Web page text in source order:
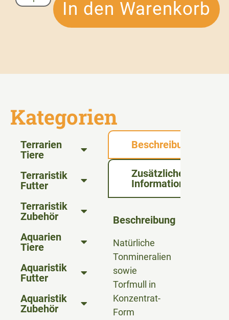
In den Warenkorb
Kategorien
Terrarien
Tiere
Terraristik
Futter
Terraristik
Zubehör
Aquarien
Tiere
Aquaristik
Futter
Aquaristik
Zubehör
Beschreibung
Zusätzliche
Informationen
Beschreibung
Natürliche
Tonmineralien
sowie
Torfmull in
Konzentrat-
Form